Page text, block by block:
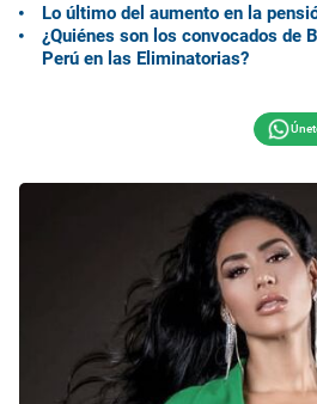
Lo último del aumento en la
¿Quiénes son los convocados de
Perú en las Eliminatorias?